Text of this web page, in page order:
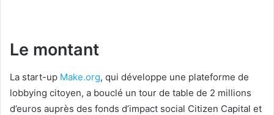
Le montant
La start-up Make.org, qui développe une plateforme de
lobbying citoyen, a bouclé un tour de table de 2 millions
d’euros auprès des fonds d’impact social Citizen Capital et